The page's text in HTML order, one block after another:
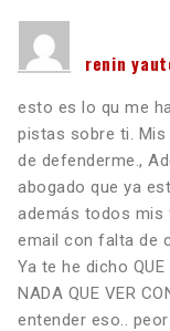
renin
esto es lo qu me
pistas sobre ti.
de defenderme.,
abogado que ya
además todos mis
email con falta de
Ya te he dicho QUE
NADA QUE VER
entender eso..